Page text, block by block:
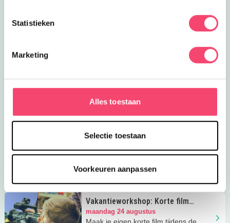
Statistieken
Marketing
Alles toestaan
Selectie toestaan
Voorkeuren aanpassen
Kinderworkshop: schatkaart maken
schatkaart tijdens deze creatieve
Kinderworkshop Magische Wereld
zondag 23 augustus
Maak samen de mooiste
Kinderworkshop Magische Wereld bij
Kunsthal KAdE.
Hilversum Zomerspecial | uitjes met
kinderen
zondag 23 augustus
Hilversum op één plek verzameld.
Vakantieworkshop: Korte film
maken
maandag 24 augustus
Maak je eigen korte film tijdens de
Doe mee en maak kans op één van de 5